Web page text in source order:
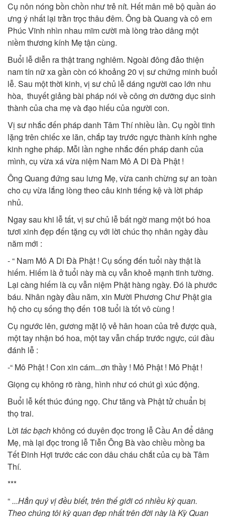
Cụ nôn nóng bồn chồn như trẻ nít. Hết mân mê bộ quần áo
ưng ý nhất lại trằn trọc thâu đêm. Ông bà Quang và cô em
Phúc Vĩnh nhìn nhau mĩm cười mà lòng trào dâng một
niềm thương kính Mẹ tận cùng.
Buổi lễ diễn ra thật trang nghiêm. Ngoài đông đảo thiện
nam tín nữ xa gần còn có khoảng 20 vị sư chứng minh buổi
lễ. Sau một thời kinh, vị sư chủ lễ dáng người cao lớn nhu
hòa, thuyết giảng bài pháp nói về công ơn dưỡng dục sinh
thành của cha mẹ và đạo hiếu của người con.
Vị sư nhắc đến pháp danh Tâm Thí nhiều lần. Cụ ngồi tĩnh
lặng trên chiếc xe lăn, chắp tay trước ngực thành kính nghe
kinh nghe pháp. Mỗi lần nghe nhắc đến pháp danh của
mình, cụ vừa xá vừa niệm Nam Mô A Di Đà Phật !
Ông Quang đứng sau lưng Mẹ, vừa canh chừng sự an toàn
cho cụ vừa lắng lòng theo câu kinh tiếng kệ và lời pháp
nhủ.
Ngay sau khi lễ tất, vị sư chủ lễ bất ngờ mang một bó hoa
tươi xinh đẹp đến tặng cụ với lời chúc thọ nhân ngày đầu
năm mới :
- “ Nam Mô A Di Đà Phật ! Cụ sống đến tuổi này thật là
hiếm. Hiếm là ở tuổi này mà cụ vẫn khoẻ mạnh tinh tường.
Lại càng hiếm là cụ vẫn niệm Phật hàng ngày. Đó là phước
báu. Nhân ngày đầu năm, xin Mười Phương Chư Phật gia
hộ cho cụ sống thọ đến 108 tuổi là tốt vô cùng !
Cụ ngước lên, gương mặt lộ vẻ hân hoan của trẻ được quà,
một tay nhận bó hoa, một tay vẫn chấp trước ngực, cúi đầu
đánh lễ :
-“ Mô Phật ! Con xin cám...ơn thầy ! Mô Phật ! Mô Phật !
Giọng cụ không rõ ràng, hình như có chút gì xúc động.
Buổi lễ kết thúc đúng ngọ. Chư tăng và Phật tử chuẩn bị
thọ trai.
Lời tác bạch không có duyên đọc trong lễ Cầu An để dâng
Mẹ, mà lại đọc trong lễ Tiễn Ông Bà vào chiều mồng ba
Tết Đinh Hợi trước các con dâu cháu chắt của cụ bà Tâm
Thí.
***
“...Hẳn quý vị đều biết, trên thế giới có nhiều kỳ quan.
Theo chúng tôi kỳ quan đẹp nhất trên đời này là Kỳ Quan